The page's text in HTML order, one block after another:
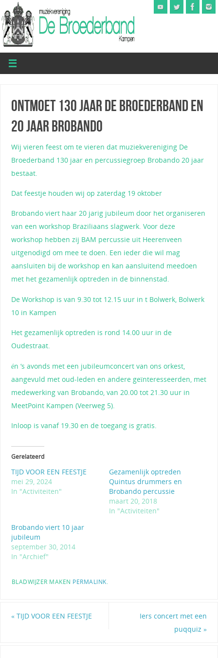
Ontmoet 130 jaar De Broederband en
20 jaar Brobando
Wij vieren feest om te vieren dat muziekvereniging De
Broederband 130 jaar en percussiegroep Brobando 20 jaar
bestaat.
Dat feestje houden wij op zaterdag 19 oktober
Brobando viert haar 20 jarig jubileum door het organiseren
van een workshop Braziliaans slagwerk. Voor deze
workshop hebben zij BAM percussie uit Heerenveen
uitgenodigd om mee te doen. Een ieder die wil mag
aansluiten bij de workshop en kan aansluitend meedoen
met het gezamenlijk optreden in de binnenstad.
De Workshop is van 9.30 tot 12.15 uur in t Bolwerk, Bolwerk
10 in Kampen
Het gezamenlijk optreden is rond 14.00 uur in de
Oudestraat.
én ‘s avonds met een jubileumconcert van ons orkest,
aangevuld met oud-leden en andere geïnteresseerden, met
medewerking van Brobando, van 20.00 tot 21.30 uur in
MeetPoint Kampen (Veerweg 5).
Inloop is vanaf 19.30 en de toegang is gratis.
Gerelateerd
TIJD VOOR EEN FEESTJE
mei 29, 2024
In "Activiteiten"
Gezamenlijk optreden
Quintus drummers en
Brobando percussie
maart 20, 2018
In "Activiteiten"
Brobando viert 10 jaar
jubileum
september 30, 2014
In "Archief"
BLADWIJZER MAKEN PERMALINK.
«TIJD VOOR EEN FEESTJE
Iers concert met een
puqquiz»